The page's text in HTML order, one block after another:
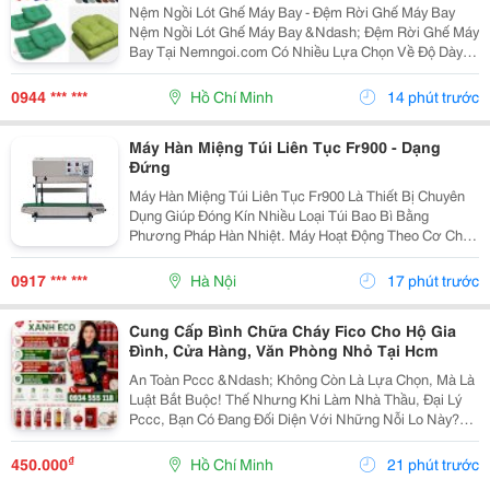
Nệm Ngồi Lót Ghế Máy Bay - Đệm Rời Ghế Máy Bay
Nệm Ngồi Lót Ghế Máy Bay &Ndash; Đệm Rời Ghế Máy
Bay Tại Nemngoi.com Có Nhiều Lựa Chọn Về Độ Dày,
Ruột Nệm, Chất Liệu Vỏ Và Kích Thước Để Đáp Ứng
Nhu Cầu Người Mua. Sản Phẩm Đang Có Khuyến Mãi,
Ưu Đãi...
0944 *** *** Hồ Chí Minh 14 phút trước
Máy Hàn Miệng Túi Liên Tục Fr900 - Dạng
Đứng
Máy Hàn Miệng Túi Liên Tục Fr900 Là Thiết Bị Chuyên
Dụng Giúp Đóng Kín Nhiều Loại Túi Bao Bì Bằng
Phương Pháp Hàn Nhiệt. Máy Hoạt Động Theo Cơ Chế
Liên Tục, Hỗ Trợ Tăng Tốc Độ Đóng Gói Và Tạo Đường
Hàn Đều Trên Từng Sản Phẩm. Đây Là Lựa Chọn Phù
0917 *** *** Hà Nội 17 phút trước
Cung Cấp Bình Chữa Cháy Fico Cho Hộ Gia
Đình, Cửa Hàng, Văn Phòng Nhỏ Tại Hcm
An Toàn Pccc &Ndash; Không Còn Là Lựa Chọn, Mà Là
Luật Bắt Buộc! Thế Nhưng Khi Làm Nhà Thầu, Đại Lý
Pccc, Bạn Có Đang Đối Diện Với Những Nỗi Lo Này?
Đại Lý Nhỏ: Sợ Ôm Hàng, Vốn Chôn, Rủi Ro Cao. Nhà
Thầu: Hồ Sơ Pháp Lý Không Đủ, Công Trình Chậm...
450.000₫ Hồ Chí Minh 21 phút trước